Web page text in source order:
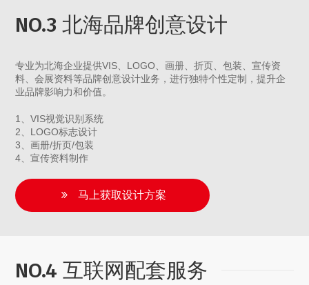
NO.3 北海品牌创意设计
专业为北海企业提供VIS、LOGO、画册、折页、包装、宣传资
料、会展资料等品牌创意设计业务，进行独特个性定制，提升企
业品牌影响力和价值。
1、VIS视觉识别系统
2、LOGO标志设计
3、画册/折页/包装
4、宣传资料制作
马上获取设计方案
NO.4 互联网配套服务